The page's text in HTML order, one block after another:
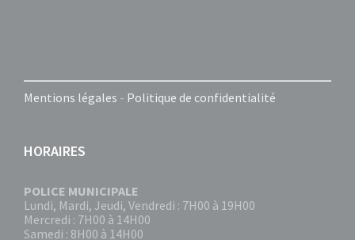
Mentions légales - Politique de confidentialité
HORAIRES
POLICE MUNICIPALE
Lundi, Mardi, Jeudi, Vendredi : 7H00 à 19H00
Mercredi : 7H00 à 14H00
Samedi : 8H00 à 14H00